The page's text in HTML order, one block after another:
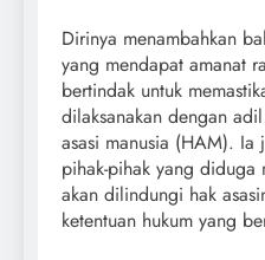
Dirinya menambahkan
yang mendapat amanat
bertindak untuk
dilaksanakan dengan
asasi manusia (HAM). Ia
pihak-pihak yang diduga
akan dilindungi hak
ketentuan hukum yang